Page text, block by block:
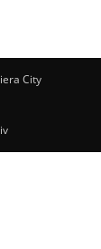
City